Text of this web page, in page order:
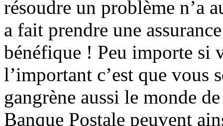
résoudre un problème n’a
a fait prendre une
bénéfique ! Peu importe si
l’important c’est que vous
gangrène aussi le monde
Banque Postale peuvent